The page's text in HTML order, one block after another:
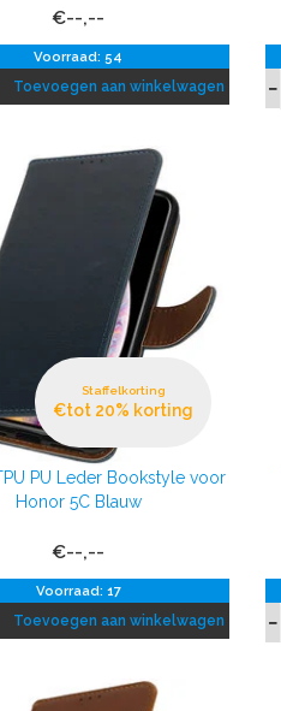
€--,--
Voorraad: 54
Toevoegen aan winkelwagen
Staffelkorting
€tot 20% korting
PU Leder Bookstyle voor
Honor 5C Blauw
€--,--
Voorraad: 17
Toevoegen aan winkelwagen